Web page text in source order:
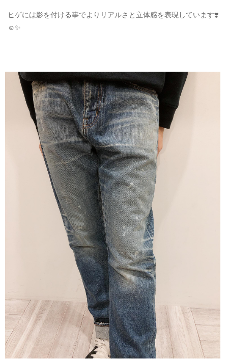
ヒゲには影を付ける事でよりリアルさと立体感を表現しています❣️
☺️✨